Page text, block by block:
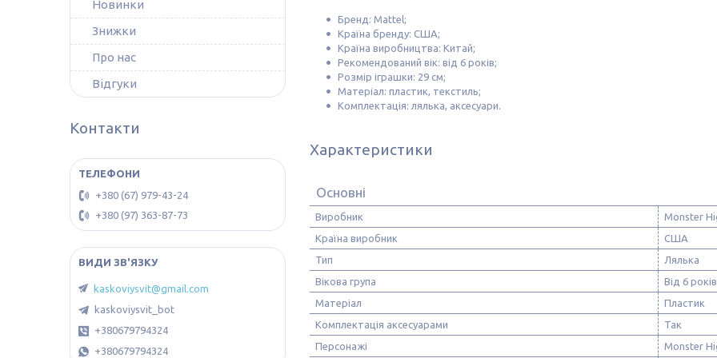
Бренд: Mattel;
Країна бренду: США;
Країна виробництва: Китай;
Рекомендований вік: від 6 років;
Розмір іграшки: 29 см;
Матеріал: пластик, текстиль;
Комплектація: лялька, аксесуари.
Характеристики
Основні
Виробник
Monster
Країна виробник
США
Тип
Лялька
Вікова група
Від 6 років
Матеріал
Пластик
Комплектація аксесуарами
Так
Персонажі
Monster
Новинки
Знижки
Про нас
Відгуки
Контакти
+380 (67) 979-43-24
+380 (97) 363-87-73
kaskoviysvit@gmail.com
kaskoviysvit_bot
+380679794324
+380679794324